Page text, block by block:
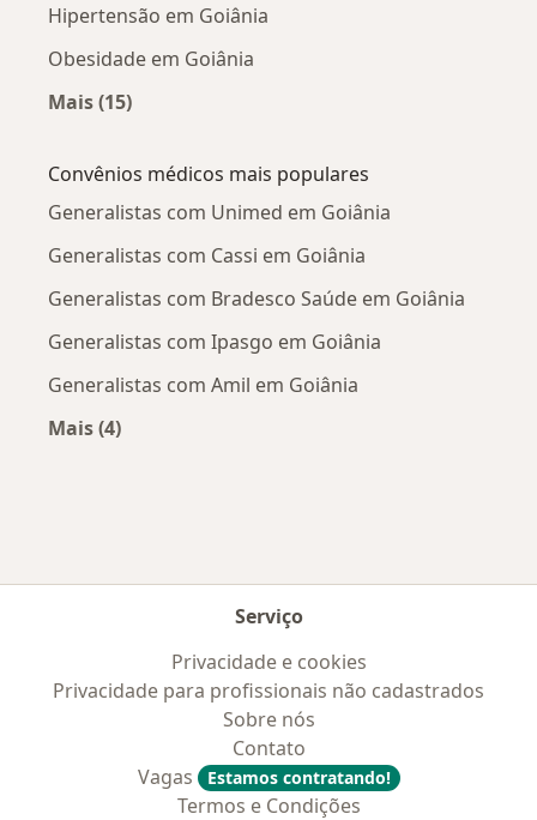
Hipertensão em Goiânia
Obesidade em Goiânia
Mais (15)
Convênios médicos mais populares
Generalistas com Unimed em Goiânia
Generalistas com Cassi em Goiânia
Generalistas com Bradesco Saúde em Goiânia
Generalistas com Ipasgo em Goiânia
Generalistas com Amil em Goiânia
Mais (4)
Serviço
Privacidade e cookies
Privacidade para profissionais não cadastrados
Sobre nós
Contato
Vagas
Estamos contratando!
Termos e Condições